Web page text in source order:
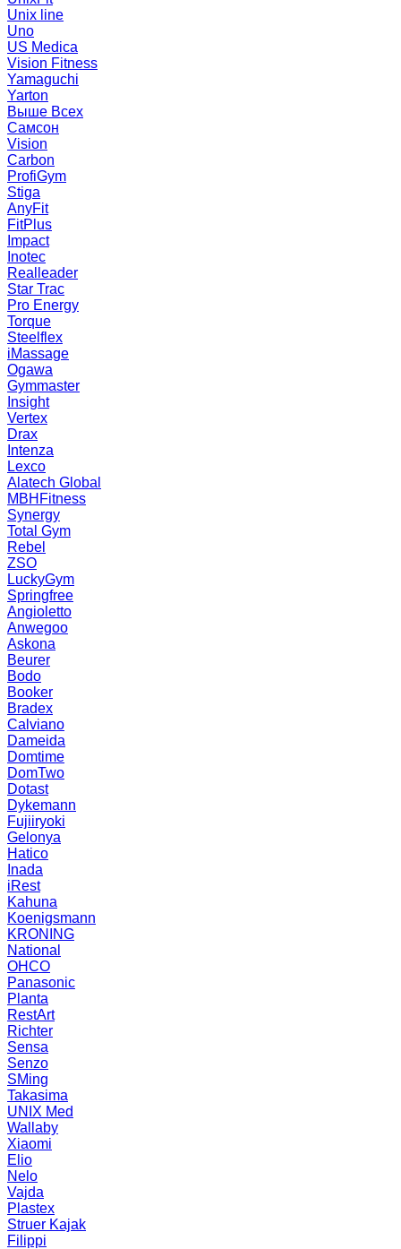
Unix line
Uno
US Medica
Vision Fitness
Yamaguchi
Yarton
Выше Всех
Самсон
Vision
Carbon
ProfiGym
Stiga
AnyFit
FitPlus
Impact
Inotec
Realleader
Star Trac
Pro Energy
Torque
Steelflex
iMassage
Ogawa
Gymmaster
Insight
Vertex
Drax
Intenza
Lexco
Alatech Global
MBHFitness
Synergy
Total Gym
Rebel
ZSO
LuckyGym
Springfree
Angioletto
Anwegoo
Askona
Beurer
Bodo
Booker
Bradex
Calviano
Dameida
Domtime
DomTwo
Dotast
Dykemann
Fujiiryoki
Gelonya
Hatico
Inada
iRest
Kahuna
Koenigsmann
KRONING
National
OHCO
Panasonic
Planta
RestArt
Richter
Sensa
Senzo
SMing
Takasima
UNIX Med
Wallaby
Xiaomi
Elio
Nelo
Vajda
Plastex
Struer Kajak
Filippi